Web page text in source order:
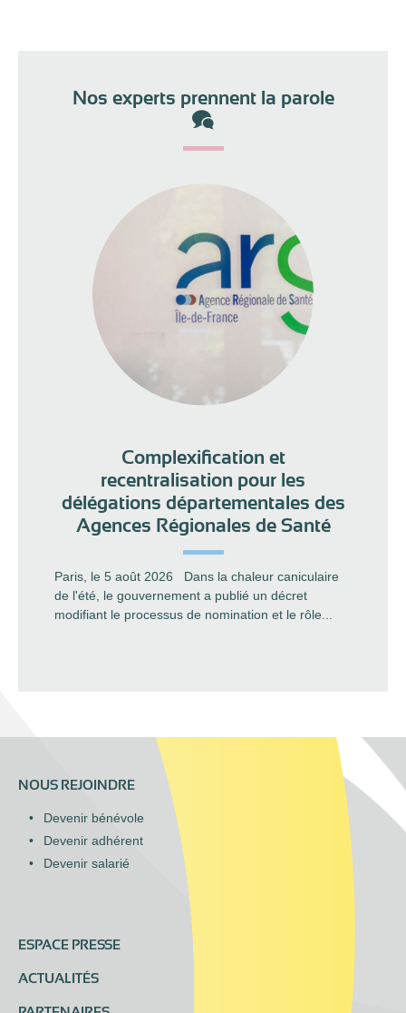
Nos experts prennent la parole
Complexification et
recentralisation pour les
délégations départementales des
Agences Régionales de Santé
Paris, le 5 août 2026 Dans la chaleur caniculaire
de l'été, le gouvernement a publié un décret
modifiant le processus de nomination et le rôle...
NOUS REJOINDRE
Devenir bénévole
Devenir adhérent
Devenir salarié
ESPACE PRESSE
ACTUALITÉS